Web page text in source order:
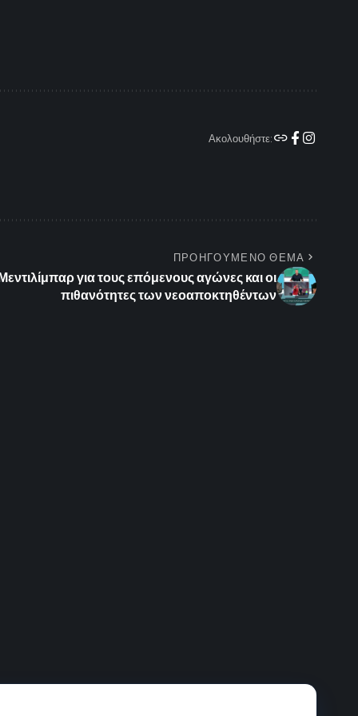
Ακολουθήστε:
ΠΡΟΗΓΟΥΜΕΝΟ ΘΕΜΑ
για τους επόμενους αγώνες και οι
πιθανότητες των νεοαποκτηθέντων